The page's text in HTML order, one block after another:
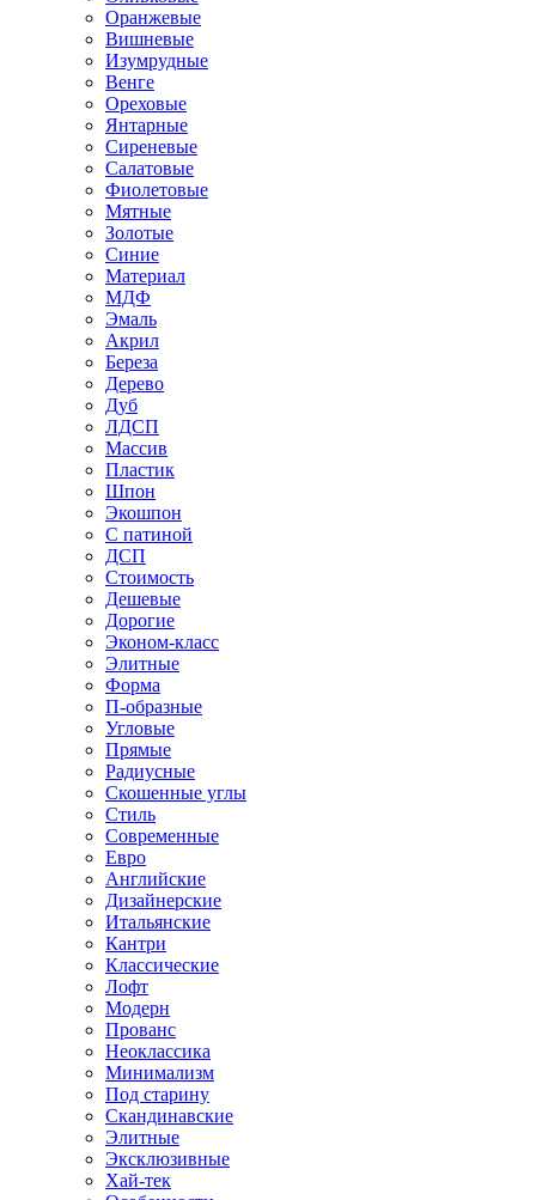
Оранжевые
Вишневые
Изумрудные
Венге
Ореховые
Янтарные
Сиреневые
Салатовые
Фиолетовые
Мятные
Золотые
Синие
Материал
МДФ
Эмаль
Акрил
Береза
Дерево
Дуб
ЛДСП
Массив
Пластик
Шпон
Экошпон
С патиной
ДСП
Стоимость
Дешевые
Дорогие
Эконом-класс
Элитные
Форма
П-образные
Угловые
Прямые
Радиусные
Скошенные углы
Стиль
Современные
Евро
Английские
Дизайнерские
Итальянские
Кантри
Классические
Лофт
Модерн
Прованс
Неоклассика
Минимализм
Под старину
Скандинавские
Элитные
Эксклюзивные
Хай-тек